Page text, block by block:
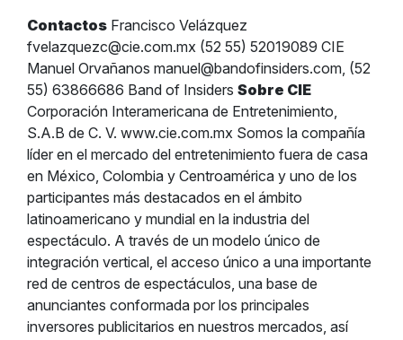
Contactos Francisco Velázquez
fvelazquezc@cie.com.mx (52 55) 52019089 CIE
Manuel Orvañanos manuel@bandofinsiders.com, (52
55) 63866686 Band of Insiders Sobre CIE
Corporación Interamericana de Entretenimiento,
S.A.B de C. V. www.cie.com.mx Somos la compañía
líder en el mercado del entretenimiento fuera de casa
en México, Colombia y Centroamérica y uno de los
participantes más destacados en el ámbito
latinoamericano y mundial en la industria del
espectáculo. A través de un modelo único de
integración vertical, el acceso único a una importante
red de centros de espectáculos, una base de
anunciantes conformada por los principales
inversores publicitarios en nuestros mercados, así